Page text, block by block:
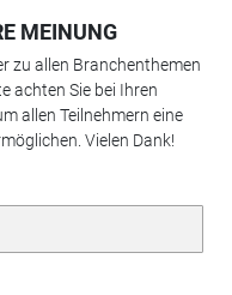
MEINUNG
zu allen Branchenthemen
achten Sie bei Ihren
allen Teilnehmern eine
Vielen Dank!